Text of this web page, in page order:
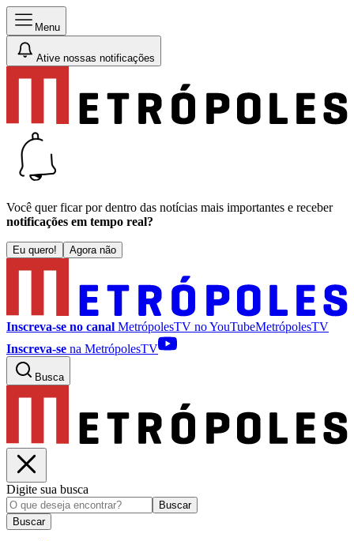
Menu
Ative nossas notificações
Você quer ficar por dentro das notícias mais importantes e receber
notificações em tempo real?
Eu quero! Agora não
Inscreva-se no canal MetrópolesTV noYouTubeMetrópolesTV
Inscreva-se na MetrópolesTV
Busca
Digite sua busca
Buscar
Buscar